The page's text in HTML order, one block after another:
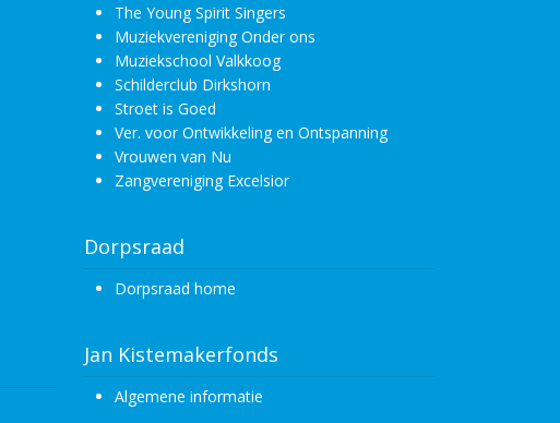
The Young Spirit Singers
Muziekvereniging Onder ons
Muziekschool Valkkoog
Schilderclub Dirkshorn
Stroet is Goed
Ver. voor Ontwikkeling en Ontspanning
Vrouwen van Nu
Zangvereniging Excelsior
Dorpsraad
Dorpsraad home
Jan Kistemakerfonds
Algemene informatie